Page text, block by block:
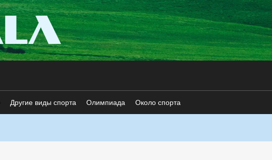
Другие виды спорта Олимпиада Около спорта